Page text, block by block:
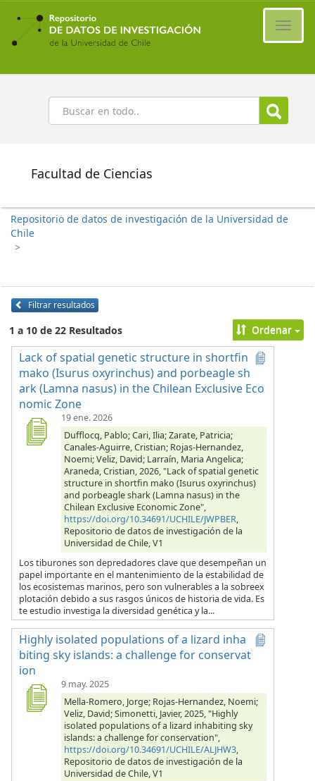
Ir
contenido
principal
Buscar
Facultad de Ciencias
Repositorio de datos de investigación de la Universidad de
Chile
>
Filtrar resultados
1 a 10 de 22 Resultados Ordenar
Lack of spatial genetic structure in shortfin
mako (Isurus oxyrinchus) and porbeagle sh
ark (Lamna nasus) in the Chilean Exclusive Eco
nomic Zone
19 ene. 2026
Dufflocq, Pablo; Cari, Ilia; Zarate, Patricia;
Canales-Aguirre, Cristian; Rojas-Hernandez,
Noemi; Veliz, David; Larraín, Maria Angelica;
Araneda, Cristian, 2026, "Lack of spatial genetic
structure in shortfin mako (Isurus oxyrinchus)
and porbeagle shark (Lamna nasus) in the
Chilean Exclusive Economic Zone",
https://doi.org/10.34691/UCHILE/JWPBER,
Repositorio de datos de investigación de la
Universidad de Chile, V1
Los tiburones son depredadores clave que desempeñan un
papel importante en el mantenimiento de la estabilidad de
los ecosistemas marinos, pero son vulnerables a la sobreex
plotación debido a sus rasgos únicos de historia de vida. Es
te estudio investiga la diversidad genética y la...
Highly isolated populations of a lizard inha
biting sky islands: a challenge for conservat
ion
9 may. 2025
Mella-Romero, Jorge; Rojas-Hernandez, Noemi;
Veliz, David; Simonetti, Javier, 2025, "Highly
isolated populations of a lizard inhabiting sky
islands: a challenge for conservation",
https://doi.org/10.34691/UCHILE/ALJHW3,
Repositorio de datos de investigación de la
Universidad de Chile, V1